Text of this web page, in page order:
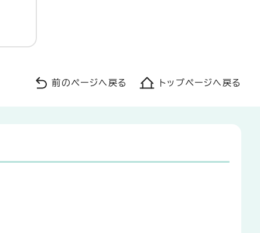
前のページへ戻る トップページへ戻る